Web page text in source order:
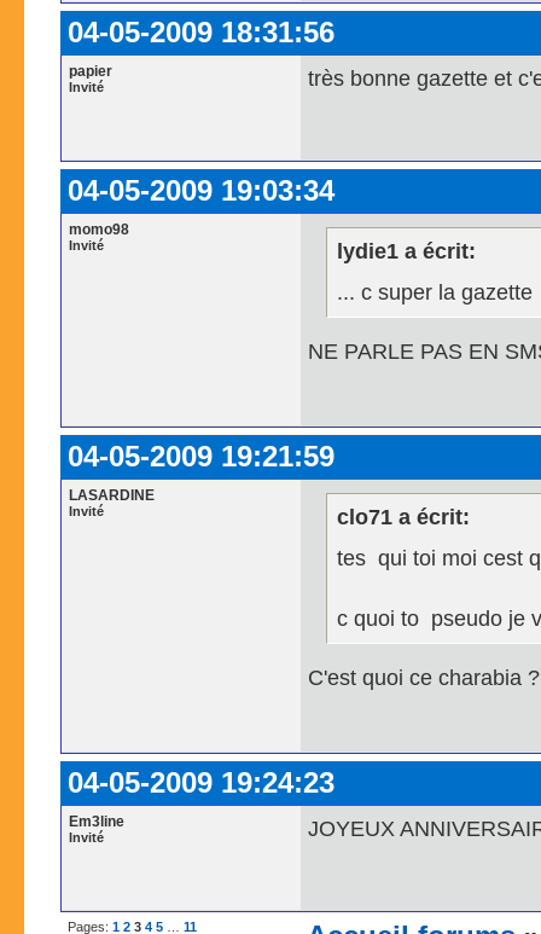
04-05-2009 18:31:56
papier
Invité très bonne gazette et
04-05-2009 19:03:34
momo98
Invité
lydie1 a écrit:
... c super la gazette
NE PARLE PAS EN
04-05-2009 19:21:59
LASARDINE
Invité
clo71 a écrit:
tes qui toi moi cest
c quoi to pseudo je
C'est quoi ce charabia
04-05-2009 19:24:23
Em3line
Invité JOYEUX
Pages: 1 2 3 4 5 11